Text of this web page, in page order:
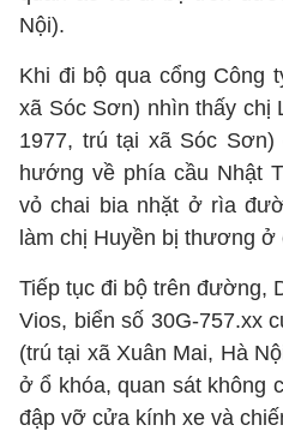
Nội).
Khi đi bộ qua cổng Công
xã Sóc Sơn) nhìn thấy chị
1977, trú tại xã Sóc
hướng về phía cầu Nhật
vỏ chai bia nhặt ở rìa
làm chị Huyền bị thương ở
Tiếp tục đi bộ trên đường,
Vios, biển số 30G-757.xx
(trú tại xã Xuân Mai, Hà
ở ổ khóa, quan sát không
đập vỡ cửa kính xe và